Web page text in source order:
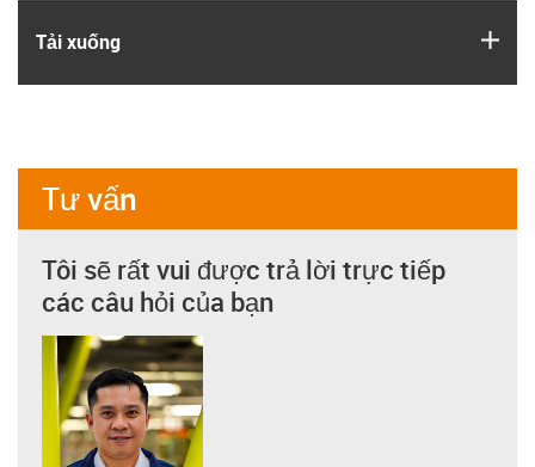
Tải xuống
Tư vấn
Tôi sẽ rất vui được trả lời trực tiếp
các câu hỏi của bạn